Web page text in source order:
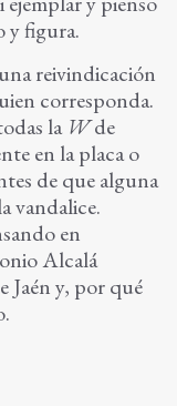
y figura.
reivindicación
corresponda.
la Wde
en la placa o
de que alguna
vandalice.
en
Alcalá
Jaén y, por qué